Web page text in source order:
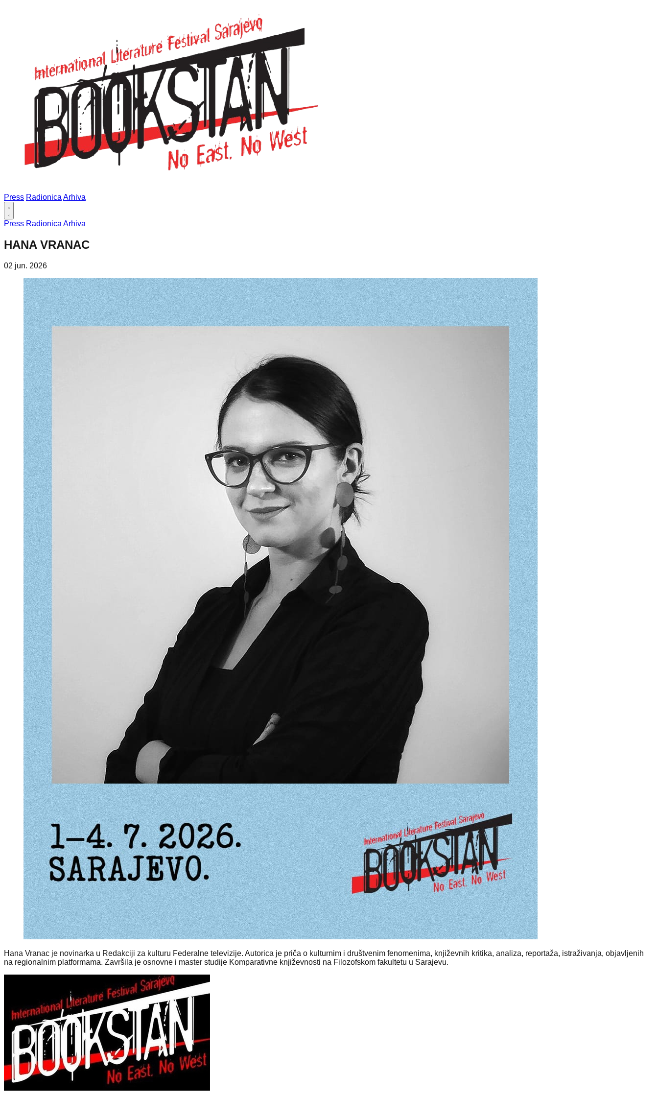
Press Radionica Arhiva
Press Radionica Arhiva
HANA VRANAC
02 jun. 2026
Hana Vranac je novinarka u Redakciji za kulturu Federalne televizije. Autorica je priča o kulturnim i društvenim fenomenima, književnih kritika, analiza, reportaža, istraživanja, objavljenih
na regionalnim platformama. Završila je osnovne i master studije Komparativne književnosti na Filozofskom fakultetu u Sarajevu.